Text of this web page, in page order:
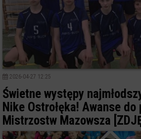
2026-04-27 12:25
Świetne występy
Nike Ostrołęka! Awanse do
Mistrzostw Mazowsza